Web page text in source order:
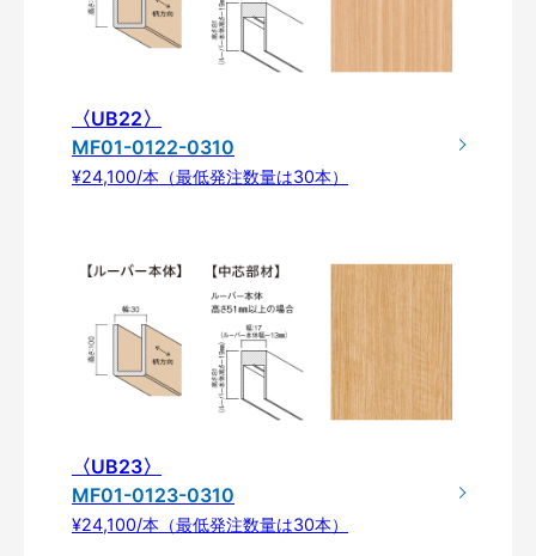
〈UB22〉
MF01-0122-0310
¥24,100/本（最低発注数量は30本）
〈UB23〉
MF01-0123-0310
¥24,100/本（最低発注数量は30本）